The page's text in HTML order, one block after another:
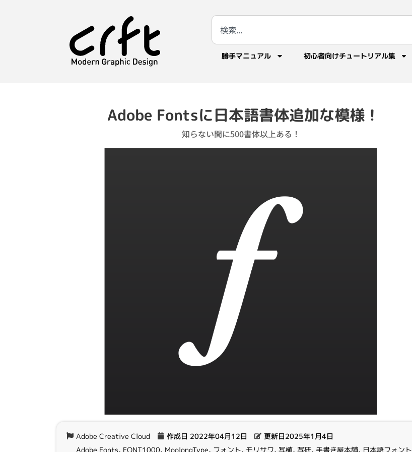
勝手マニュアル 初心者向けチュートリアル集
Adobe Fontsに日本語書体追加な模様！
知らない間に500書体以上ある！
Adobe Creative Cloud 作成日 2022年04月12日
更新日2025年1月4日
Adobe Fonts, FONT1000, MoolongType, フォント, モリサワ, 写植, 写研, 手書き屋本舗, 日本語フォント